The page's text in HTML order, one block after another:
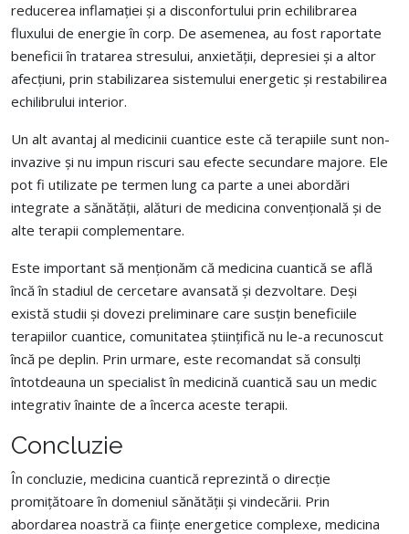
reducerea inflamației și a disconfortului prin echilibrarea
fluxului de energie în corp. De asemenea, au fost raportate
beneficii în tratarea stresului, anxietății, depresiei și a altor
afecțiuni, prin stabilizarea sistemului energetic și restabilirea
echilibrului interior.
Un alt avantaj al medicinii cuantice este că terapiile sunt non-
invazive și nu impun riscuri sau efecte secundare majore. Ele
pot fi utilizate pe termen lung ca parte a unei abordări
integrate a sănătății, alături de medicina convențională și de
alte terapii complementare.
Este important să menționăm că medicina cuantică se află
încă în stadiul de cercetare avansată și dezvoltare. Deși
există studii și dovezi preliminare care susțin beneficiile
terapiilor cuantice, comunitatea științifică nu le-a recunoscut
încă pe deplin. Prin urmare, este recomandat să consulți
întotdeauna un specialist în medicină cuantică sau un medic
integrativ înainte de a încerca aceste terapii.
Concluzie
În concluzie, medicina cuantică reprezintă o direcție
promițătoare în domeniul sănătății și vindecării. Prin
abordarea noastră ca ființe energetice complexe, medicina